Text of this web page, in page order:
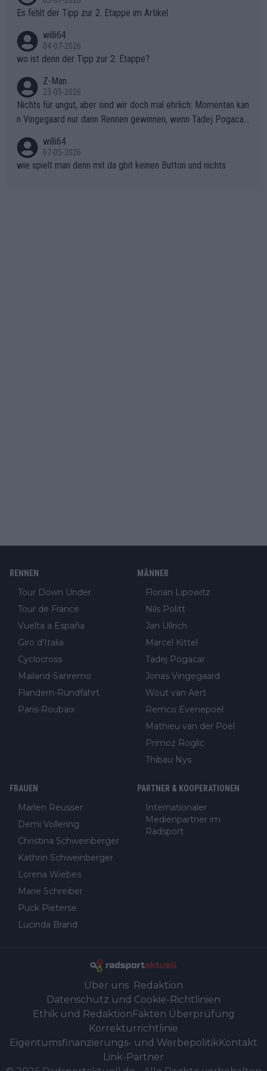
Rückstand im Gesamtklassement – ein Polster, das Niewiado
gibt. Diese Etappe wird sicher als der psychologische Wendep
unkt dieser Tour in die Geschichte eingehen. Wenn man bei so
einem harten Aufstieg einmal den Moment verpasst und der K
onkurrentin die "zweite Luft" schenkt, ist der Schaden am Ber
g kaum noch zu reparieren.Vor uns liegt nun das große Finale R
ichtung Nizza. Niewiadoma hat psychologisch Oberwasser, ab
er SD Worx und Vollering müssen jetzt All-In gehen. (gregman
n)
Es fehlt der Tipp zur 2. Etappe im Artikel
willi64
04-07-2026
wo ist denn der Tipp zur 2. Etappe?
Z-Man
23-05-2026
Nichts für ungut, aber sind wir doch mal ehrlich: Momentan kan
n Vingegaard nur dann Rennen gewinnen, wenn Tadej Pogacar
willi64
07-05-2026
wie spielt man denn mit da gbit keinen Button und nichts
RENNEN
Tour Down Under
Tour de France
Vuelta a España
Giro d'Italia
Cyclocross
Mailand-Sanremo
Flandern-Rundfahrt
Paris-Roubaix
MÄNNER
Florian Lipowitz
Nils Politt
Jan Ullrich
Marcel Kittel
Tadej Pogacar
Jonas Vingegaard
Wout van Aert
Remco Evenepoel
Mathieu van der Poel
Primoz Roglic
Thibau Nys
FRAUEN
Marlen Reusser
Demi Vollering
Christina Schweinberger
Kathrin Schweinberger
Lorena Wiebes
Marie Schreiber
Puck Pieterse
Lucinda Brand
PARTNER & KOOPERATIONEN
Internationaler
Medienpartner im
Radsport
Über uns Redaktion
Datenschutz und Cookie-Richtlinien
Ethik und Redaktion Fakten Überprüfung
Korrekturrichtlinie
Eigentumsfinanzierungs- und WerbepolitikKontakt
Link-Partner